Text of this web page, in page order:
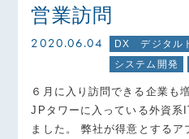
営業訪問
2020.06.04
DX デジタル
システム開発
６月に入り訪問できる企業も
JPタワーに入っている外資系
ました。 弊社が得意とする